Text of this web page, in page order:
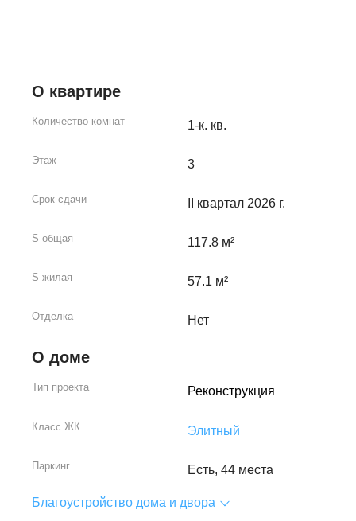
О квартире
Количество комнат 1-к. кв.
Этаж 3
Срок сдачи II квартал 2026 г.
S общая 117.8 м²
S жилая 57.1 м²
Отделка Нет
О доме
Тип проекта Реконструкция
Класс ЖК Элитный
Паркинг Есть, 44 места
Благоустройство дома и двора